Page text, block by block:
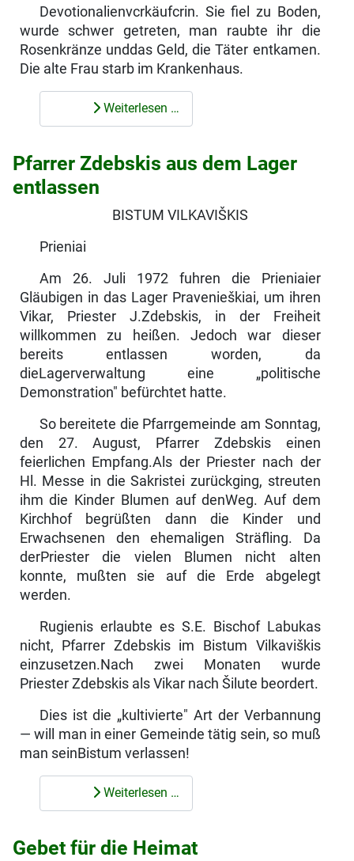
Devotionalienvcrkäufcrin. Sie fiel zu Boden,
wurde schwer getreten, man raubte ihr die
Rosenkränze unddas Geld, die Täter entkamen.
Die alte Frau starb im Krankenhaus.
Weiterlesen …
Pfarrer Zdebskis aus dem Lager
entlassen
BISTUM VILKAVIŠKIS
Prieniai
Am 26. Juli 1972 fuhren die Prieniaier
Gläubigen in das Lager Pravenieškiai, um ihren
Vikar, Priester J.Zdebskis, in der Freiheit
willkommen zu heißen. Jedoch war dieser
bereits entlassen worden, da
dieLagerverwaltung eine „politische
Demonstration" befürchtet hatte.
So bereitete die Pfarrgemeinde am Sonntag,
den 27. August, Pfarrer Zdebskis einen
feierlichen Empfang.Als der Priester nach der
Hl. Messe in die Sakristei zurückging, streuten
ihm die Kinder Blumen auf denWeg. Auf dem
Kirchhof begrüßten dann die Kinder und
Erwachsenen den ehemaligen Sträfling. Da
derPriester die vielen Blumen nicht alten
konnte, mußten sie auf die Erde abgelegt
werden.
Rugienis erlaubte es S.E. Bischof Labukas
nicht, Pfarrer Zdebskis im Bistum Vilkaviškis
einzusetzen.Nach zwei Monaten wurde
Priester Zdebskis als Vikar nach Šilute beordert.
Dies ist die „kultivierte" Art der Verbannung
— will man in einer Gemeinde tätig sein, so muß
man seinBistum verlassen!
Weiterlesen …
Gebet für die Heimat